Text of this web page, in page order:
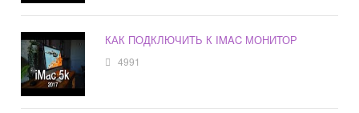
КАК ПОДКЛЮЧИТЬ К IMAC МОНИТОР
4991